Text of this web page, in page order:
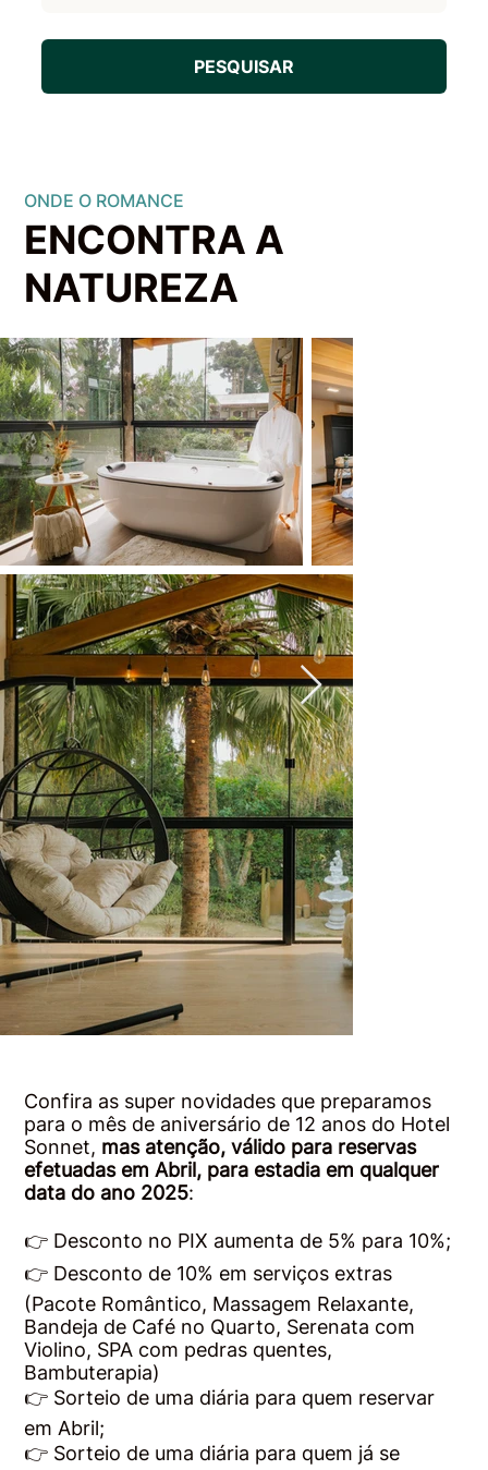
ONDE O ROMANCE
ENCONTRA A
NATUREZA
Confira as super novidades que preparamos
para o mês de aniversário de 12 anos do Hotel
Sonnet, mas atenção, válido para reservas
efetuadas em Abril, para estadia em qualquer
data do ano 2025:
👉 Desconto no PIX aumenta de 5% para 10%;
👉 Desconto de 10% em serviços extras
(Pacote Romântico, Massagem Relaxante,
Bandeja de Café no Quarto, Serenata com
Violino, SPA com pedras quentes,
Bambuterapia)
👉 Sorteio de uma diária para quem reservar
em Abril;
👉 Sorteio de uma diária para quem já se
PESQUISAR